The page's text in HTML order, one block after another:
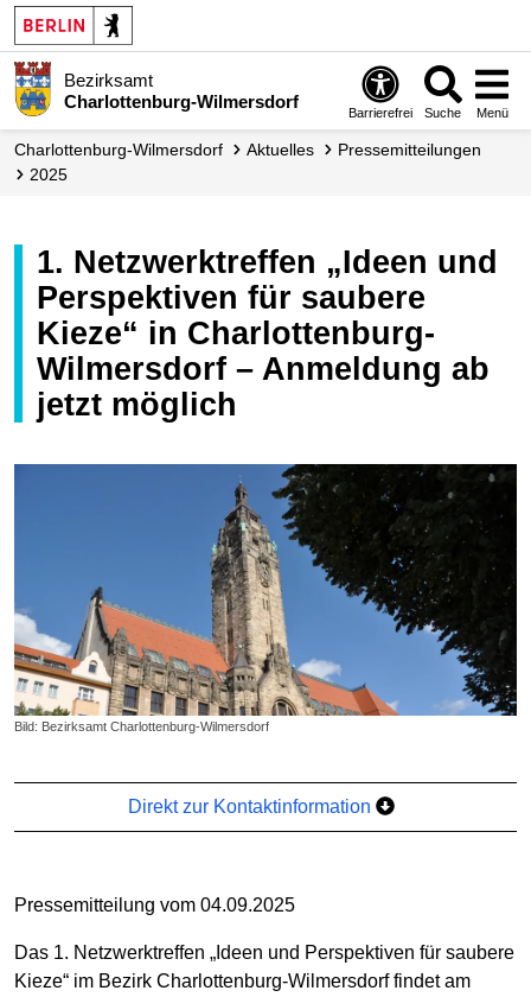
Bezirksamt
Charlottenburg-Wilmersdorf
Barrierefrei Suche Menü
Charlottenburg-Wilmersdorf Aktuelles
Presse­mitteilungen
2025
1. Netzwerktreffen „Ideen und
Perspektiven für saubere
Kieze“ in Charlottenburg-
Wilmersdorf – Anmeldung ab
jetzt möglich
Bild: Bezirksamt Charlottenburg-Wilmersdorf
Direkt zur Kontaktinformation
Pressemitteilung vom 04.09.2025
Das 1. Netzwerktreffen „Ideen und Perspektiven für saubere
Kieze“ im Bezirk Charlottenburg-Wilmersdorf findet am